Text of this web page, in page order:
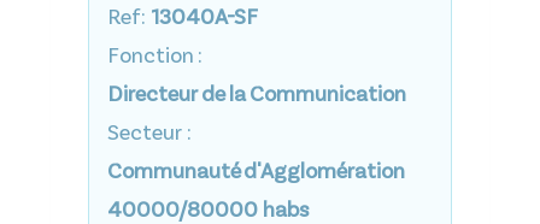
Ref: 13040A-SF
Fonction :
Directeur de la Communication
Secteur :
Communauté d'Agglomération
40000/80000 habs